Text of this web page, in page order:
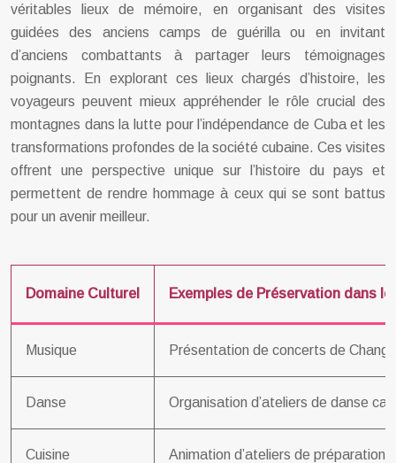
véritables lieux de mémoire, en organisant des visites
guidées des anciens camps de guérilla ou en invitant
d’anciens combattants à partager leurs témoignages
poignants. En explorant ces lieux chargés d’histoire, les
voyageurs peuvent mieux appréhender le rôle crucial des
montagnes dans la lutte pour l’indépendance de Cuba et les
transformations profondes de la société cubaine. Ces visites
offrent une perspective unique sur l’histoire du pays et
permettent de rendre hommage à ceux qui se sont battus
pour un avenir meilleur.
Domaine Culturel Exemples de Préservation dans
Musique Présentation de concerts de
Danse Organisation d’ateliers de danse
Cuisine Animation d’ateliers de préparation